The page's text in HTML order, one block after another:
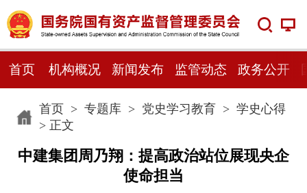
首页 机构概况 新闻发布 监管动态 政务公开
首页> 专题库> 党史学习教育> 学史心得
> 正文
中建集团周乃翔：提高政治站位展现央企
使命担当